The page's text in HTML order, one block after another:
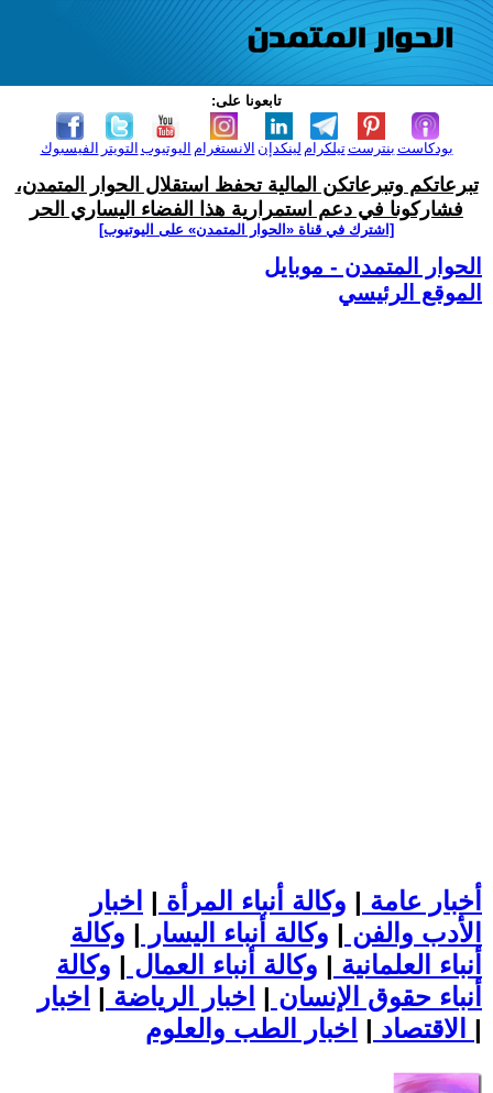
تابعونا على:
الفيسبوك التويتر اليوتيوب الانستغرام لينكدإن تيلكرامبنترست بودكاست
تبرعاتكم وتبرعاتكن المالية تحفظ استقلال الحوار المتمدن،
فشاركونا في دعم استمرارية هذا الفضاء اليساري الحر
[اشترك في قناة ‫«الحوار المتمدن» على اليوتيوب]
الحوار المتمدن - موبايل
الموقع الرئيسي
أخبار عامة | وكالة أنباء المرأة | اخبار
الأدب والفن | وكالة أنباء اليسار | وكالة
أنباء العلمانية | وكالة أنباء العمال | وكالة
أنباء حقوق الإنسان | اخبار الرياضة | اخبار
الاقتصاد | |